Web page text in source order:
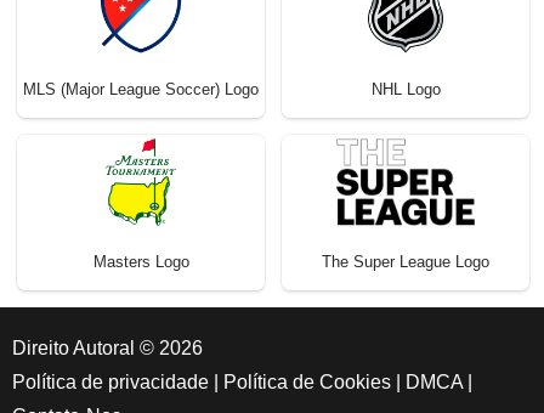
MLS (Major League Soccer) Logo NHL Logo
Masters Logo The Super League Logo
Direito Autoral © 2026
Política de privacidade
Política de Cookies DMCA